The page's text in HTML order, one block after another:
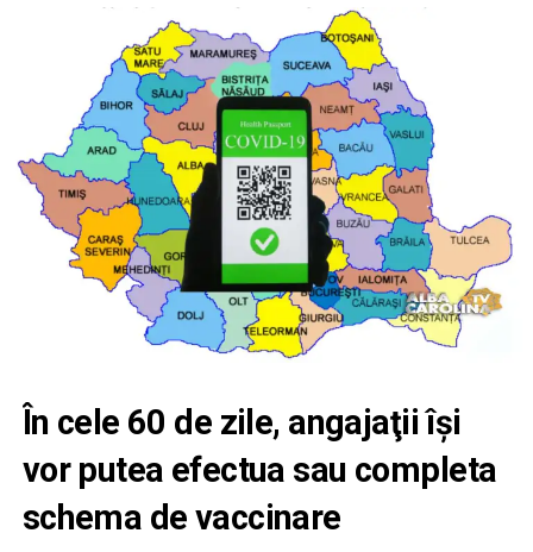
În cele 60 de zile, angajaţii îşi
vor putea efectua sau completa
schema de vaccinare